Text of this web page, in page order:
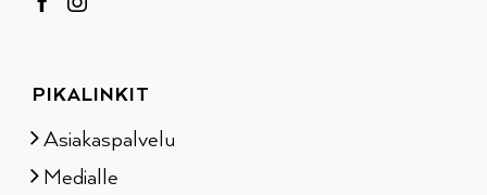
PIKALINKIT
Asiakaspalvelu
Medialle